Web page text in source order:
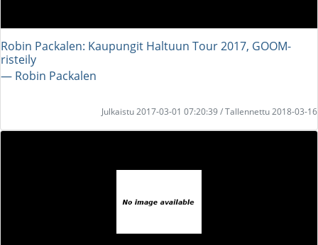
Robin Packalen: Kaupungit Haltuun Tour 2017, GOOM-
risteily
― Robin Packalen
Julkaistu 2017-03-01 07:20:39 / Tallennettu 2018-03-16